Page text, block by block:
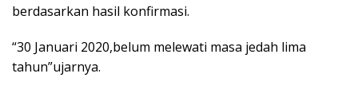
berdasarkan hasil konfirmasi.
“30 Januari 2020,belum melewati masa jedah lima
tahun”ujarnya.